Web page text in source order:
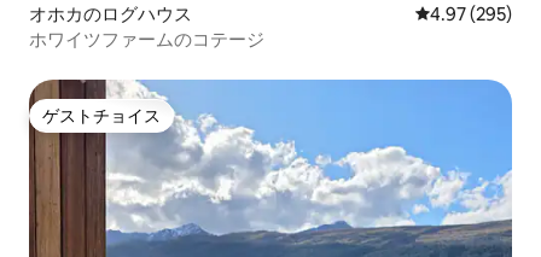
オホカのログハウス レビュー295
4.97 (295)
ホワイツファームのコテージ
ゲストチョイス
ゲストチョイス